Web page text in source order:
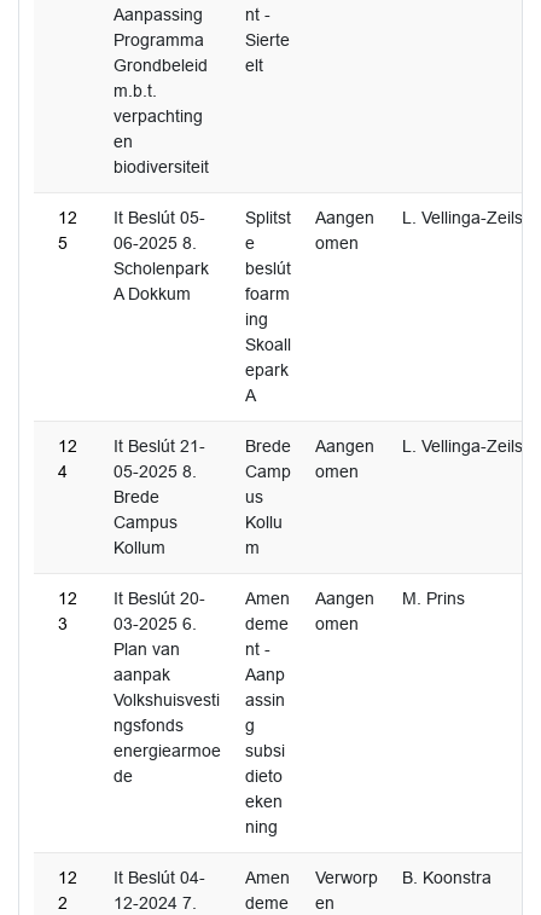
Aanpassing
Programma
Grondbeleid
m.b.t.
verpachting
en
biodiversiteit
nt -
Sierte
elt
12
5
It Beslút 05-
06-2025 8.
Scholenpark
A Dokkum
Splitst
e
beslút
foarm
ing
Skoall
epark
A
Aangen
omen
L. Vellinga-
12
4
It Beslút 21-
05-2025 8.
Brede
Campus
Kollum
Brede
Camp
us
Kollu
m
Aangen
omen
L. Vellinga-
12
3
It Beslút 20-
03-2025 6.
Plan van
aanpak
Volkshuisvesti
ngsfonds
energiearmoe
de
Amen
deme
nt -
Aanp
assin
g
subsi
dieto
eken
ning
Aangen
omen
M. Prins
12
2
It Beslút 04-
12-2024 7.
Amen
deme
Verworp
en
B. Koonstra